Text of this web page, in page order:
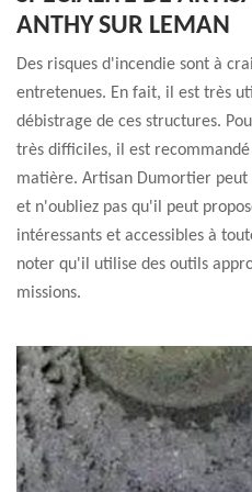
ANTHY SUR LEMAN
Des risques d'incendie sont à
entretenues. En fait, il est très
débistrage de ces structures.
très difficiles, il est
matière. Artisan Dumortier peut
et n'oubliez pas qu'il peut
intéressants et accessibles à
noter qu'il utilise des outils
missions.